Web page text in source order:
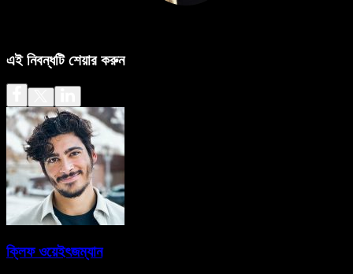
এই নিবন্ধটি শেয়ার করুন
ক্লিফ ওয়েইৎজম্যান